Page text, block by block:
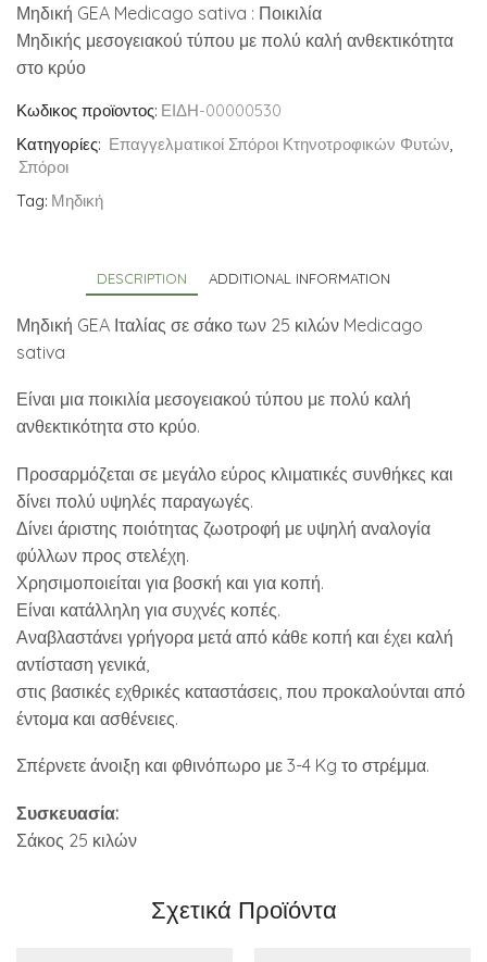
Μηδική GEA Medicago sativa : Ποικιλία
Μηδικής μεσογειακού τύπου με πολύ καλή ανθεκτικότητα
στο κρύο
Κωδικος προϊοντος: ΕΙΔΗ-00000530
Κατηγορίες: Επαγγελματικοί Σπόροι Κτηνοτροφικών Φυτών
Σπόροι
Tag: Μηδική
DESCRIPTION ADDITIONAL INFORMATION
Μηδική GEA Ιταλίας σε σάκο των 25 κιλών Medicago
sativa
Είναι μια ποικιλία μεσογειακού τύπου με πολύ καλή
ανθεκτικότητα στο κρύο.
Προσαρμόζεται σε μεγάλο εύρος κλιματικές συνθήκες και
δίνει πολύ υψηλές παραγωγές.
Δίνει άριστης ποιότητας ζωοτροφή με υψηλή αναλογία
φύλλων προς στελέχη.
Χρησιμοποιείται για βοσκή και για κοπή.
Είναι κατάλληλη για συχνές κοπές.
Αναβλαστάνει γρήγορα μετά από κάθε κοπή και έχει καλή
αντίσταση γενικά,
στις βασικές εχθρικές καταστάσεις, που προκαλούνται από
έντομα και ασθένειες.
Σπέρνετε άνοιξη και φθινόπωρο με 3-4 Kg το στρέμμα.
Συσκευασία:
Σάκος 25 κιλών
Σχετικά Προϊόντα